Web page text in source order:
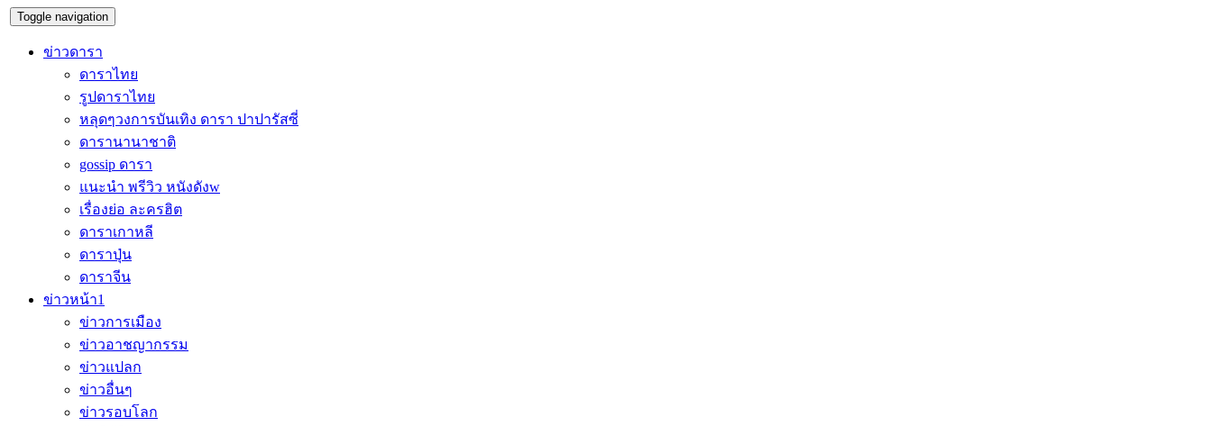
Toggle navigation
ข่าวดารา
ดาราไทย
รูปดาราไทย
หลุดๆวงการบันเทิง ดารา ปาปารัสซี่
ดารานานาชาติ
gossip ดารา
แนะนำ พรีวิว หนังดังw
เรื่องย่อ ละครฮิต
ดาราเกาหลี
ดาราปุ่น
ดาราจีน
ข่าวหน้า1
ข่าวการเมือง
ข่าวอาชญากรรม
ข่าวแปลก
ข่าวอื่นๆ
ข่าวรอบโลก